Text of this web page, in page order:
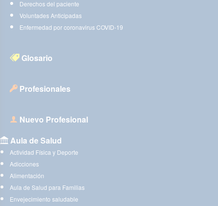
Derechos del paciente
Voluntades Anticipadas
Enfermedad por coronavirus COVID-19
Glosario
Profesionales
Nuevo Profesional
Aula de Salud
Actividad Física y Deporte
Adicciones
Alimentación
Aula de Salud para Familias
Envejecimiento saludable